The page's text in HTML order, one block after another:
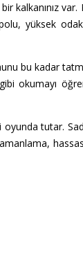
kalkanınız var.
yüksek
bu kadar
okumayı
oyunda tutar.